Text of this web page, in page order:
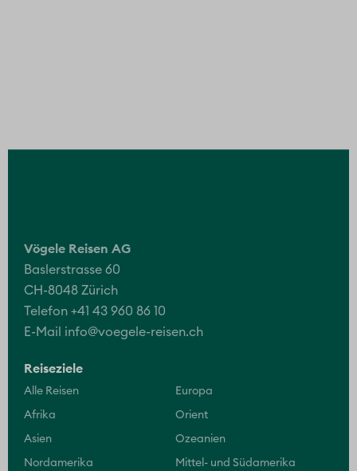
Vögele Reisen AG
Baslerstrasse 60
CH-8048 Zürich
Telefon +41 43 960 86 10
E-Mail info@voegele-reisen.ch
Reiseziele
Alle Reisen Europa
Afrika Orient
Asien Ozeanien
Nordamerika Mittel- und Südamerika